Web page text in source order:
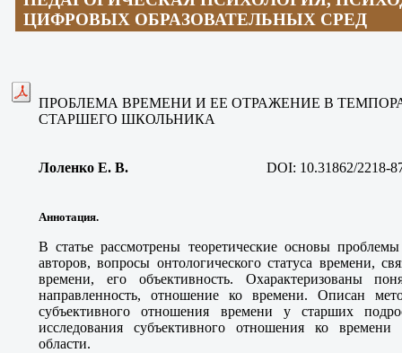
ЦИФРОВЫХ ОБРАЗОВАТЕЛЬНЫХ СРЕД
ПРОБЛЕМА ВРЕМЕНИ И ЕЕ ОТРАЖЕНИЕ В
СТАРШЕГО ШКОЛЬНИКА
Лоленко Е. В. DOI: 10.31862/2218-
Аннотация.
В статье рассмотрены теоретические основы
авторов, вопросы онтологического статуса времени,
времени, его объективность. Охарактеризованы
направленность, отношение ко времени. Описан
субъективного отношения времени у старших
исследования субъективного отношения ко
области.